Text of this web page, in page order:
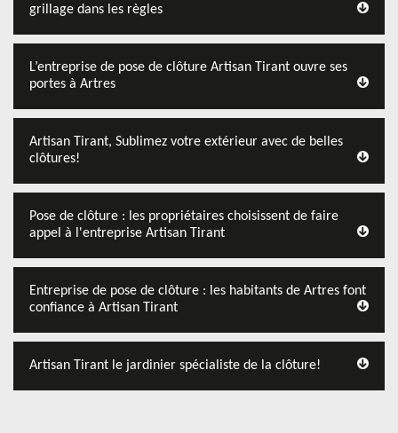
grillage dans les règles
L’entreprise de pose de clôture Artisan Tirant ouvre ses
portes à Artres
Artisan Tirant, Sublimez votre extérieur avec de belles
clôtures!
Pose de clôture : les propriétaires choisissent de faire
appel à l'entreprise Artisan Tirant
Entreprise de pose de clôture : les habitants de Artres font
confiance à Artisan Tirant
Artisan Tirant le jardinier spécialiste de la clôture!